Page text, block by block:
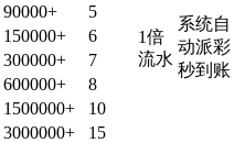
1倍
流水
系统自
动派彩
秒到账
90000+
5
150000+
6
300000+
7
600000+
8
1500000+
10
3000000+
15